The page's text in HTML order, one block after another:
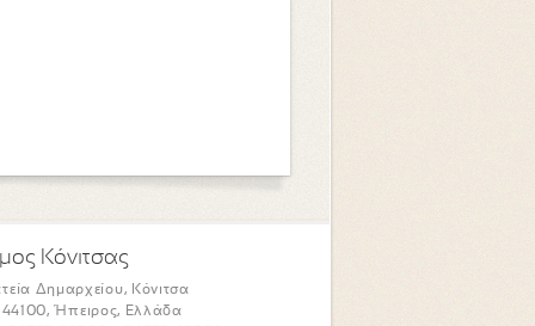
Κόνιτσας
Δημαρχείου, Κόνιτσα
44100, Ήπειρος, Ελλάδα